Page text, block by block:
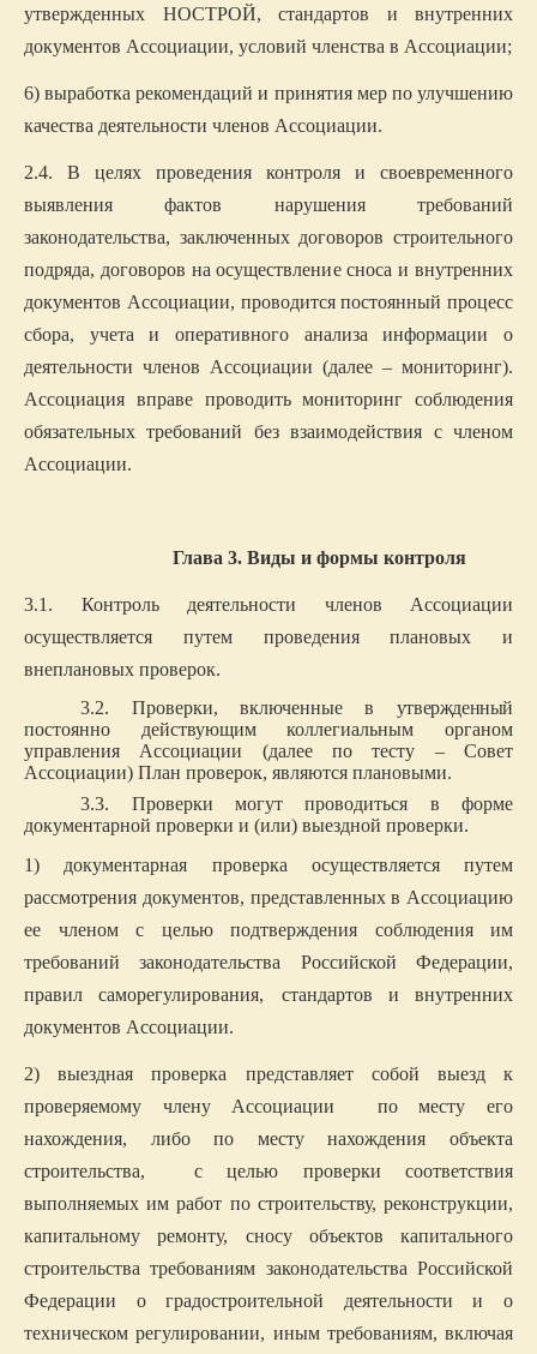
утвержденных НОСТРОЙ, стандартов и внутренних
документов Ассоциации, условий членства в Ассоциации;
6) выработка рекомендаций и принятия мер по улучшению
качества деятельности членов Ассоциации.
2.4. В целях проведения контроля и своевременного
выявления фактов нарушения требований
законодательства, заключенных договоров строительного
подряда, договоров на осуществление сноса и внутренних
документов Ассоциации, проводится постоянный процесс
сбора, учета и оперативного анализа информации о
деятельности членов Ассоциации (далее – мониторинг).
Ассоциация вправе проводить мониторинг соблюдения
обязательных требований без взаимодействия с членом
Ассоциации.
Глава 3. Виды и формы контроля
3.1. Контроль деятельности членов Ассоциации
осуществляется путем проведения плановых и
внеплановых проверок.
3.2. Проверки, включенные в утвержденный
постоянно действующим коллегиальным органом
управления Ассоциации (далее по тесту – Совет
Ассоциации) План проверок, являются плановыми.
3.3. Проверки могут проводиться в форме
документарной проверки и (или) выездной проверки.
1) документарная проверка осуществляется путем
рассмотрения документов, представленных в Ассоциацию
ее членом с целью подтверждения соблюдения им
требований законодательства Российской Федерации,
правил саморегулирования,
стандартов и внутренних
документов Ассоциации.
2) выездная проверка представляет собой выезд к
проверяемому члену Ассоциации по месту его
нахождения, либо по месту нахождения объекта
строительства, с целью проверки соответствия
выполняемых им работ по строительству, реконструкции,
капитальному ремонту, сносу объектов капитального
строительства требованиям законодательства Российской
Федерации о градостроительной деятельности и о
техническом регулировании, иным требованиям, включая